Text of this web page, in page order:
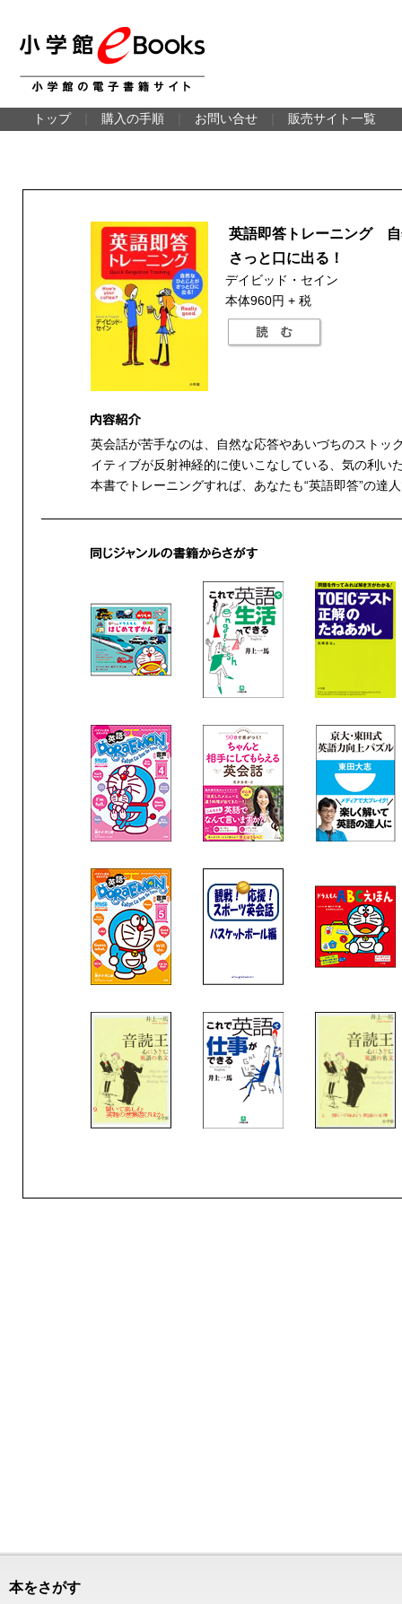
トップ 購入の手順 お問い合せ 販売サイト一覧
英語即答トレーニング 自
さっと口に出る！
デイビッド・セイン
本体960円 + 税
英会話が苦手なのは、自然な応答やあいづちのストッ
イティブが反射神経的に使いこなしている、気の利い
本書でトレーニングすれば、あなたも“英語即答”の達
本をさがす